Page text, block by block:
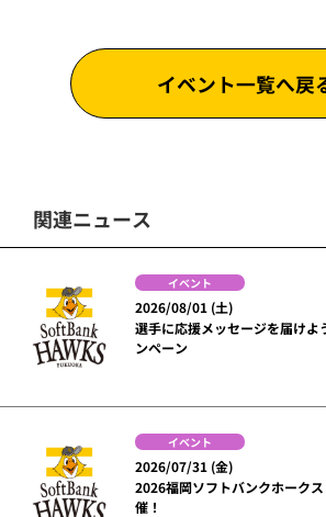
イベント一覧へ戻
関連ニュース
イベント
2026/08/01 (土)
選手に応援メッセージを届けよ
ンペーン
イベント
2026/07/31 (金)
2026福岡ソフトバンクホーク
催！